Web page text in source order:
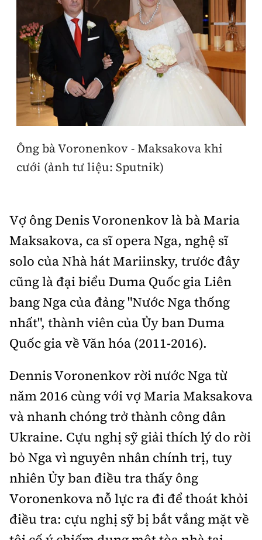
Ông bà Voronenkov - Maksakova khi
cưới (ảnh tư liệu: Sputnik)
Vợ ông Denis Voronenkov là bà Maria
Maksakova, ca sĩ opera Nga, nghệ sĩ
solo của Nhà hát Mariinsky, trước đây
cũng là đại biểu Duma Quốc gia Liên
bang Nga của đảng "Nước Nga thống
nhất", thành viên của Ủy ban Duma
Quốc gia về Văn hóa (2011-2016).
Dennis Voronenkov rời nước Nga từ
năm 2016 cùng với vợ Maria Maksakova
và nhanh chóng trở thành công dân
Ukraine. Cựu nghị sỹ giải thích lý do rời
bỏ Nga vì nguyên nhân chính trị, tuy
nhiên Ủy ban điều tra thấy ông
Voronenkova nỗ lực ra đi để thoát khỏi
điều tra: cựu nghị sỹ bị bắt vắng mặt về